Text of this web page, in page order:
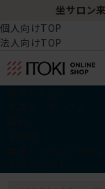
坐サロン
個人向けTOP
法人向けTOP